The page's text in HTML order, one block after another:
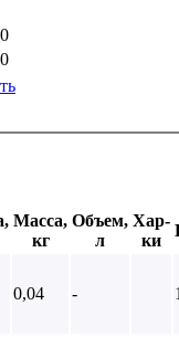
Масса,
кг
Объем,
л
Хар-
ки
0,04 -